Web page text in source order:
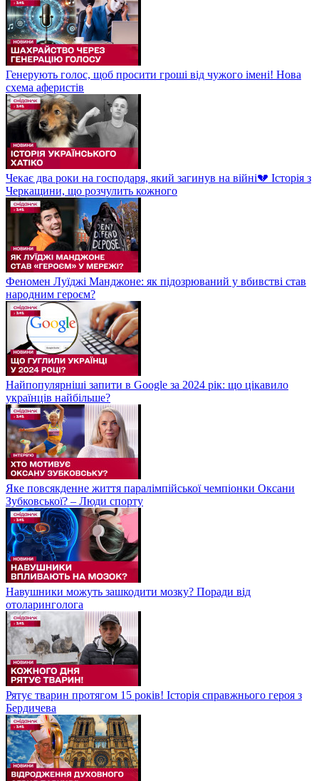
Генерують голос, щоб просити гроші від чужого імені! Нова
схема аферистів
Чекає два роки на господаря, який загинув на війні💔 Історія з
Черкащини, що розчулить кожного
Феномен Луїджі Манджоне: як підозрюваний у вбивстві став
народним героєм?
Найпопулярніші запити в Google за 2024 рік: що цікавило
українців найбільше?
Яке повсякденне життя паралімпійської чемпіонки Оксани
Зубковської? – Люди спорту
Навушники можуть зашкодити мозку? Поради від
отоларинголога
Рятує тварин протягом 15 років! Історія справжнього героя з
Бердичева